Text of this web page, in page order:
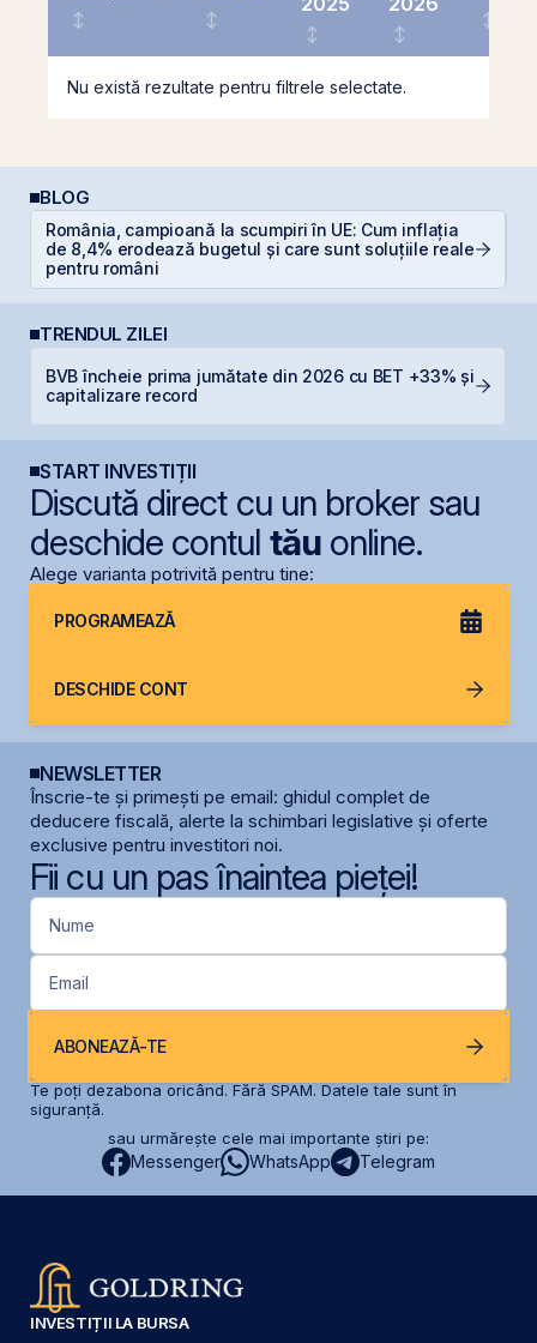
Nu există rezultate pentru filtrele selectate.
BLOG
România, campioană la scumpiri în UE: Cum inflația
de 8,4% erodează bugetul și care sunt soluțiile reale
pentru români
TRENDUL ZILEI
BVB încheie prima jumătate din 2026 cu BET +33% și
capitalizare record
START INVESTIȚII
Discută direct cu un broker sau
deschide contul tăuonline.
Alege varianta potrivită pentru tine:
PROGRAMEAZĂ
DESCHIDE CONT
NEWSLETTER
Înscrie-te și primești pe email: ghidul complet de
deducere fiscală, alerte la schimbari legislative și oferte
exclusive pentru investitori noi.
Fii cu un pas înaintea pieței!
Nume
Email
ABONEAZĂ-TE
Te poți dezabona oricând. Fără SPAM. Datele tale sunt în
siguranță.
sau urmărește cele mai importante știri pe:
Messenger WhatsApp Telegram
INVESTIȚII LA BURSA